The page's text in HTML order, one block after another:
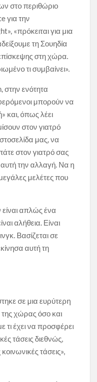
στο περιθώριο
για την
«πρόκειται για μια
τη Σουηδία
στη χώρα.
τι συμβαίνει».
στην ενότητα
μπορούν να
και, όπως λέει
στον γιατρό
μας, να
στον γιατρό σας
την αλλαγή. Να η
μελέτες που
είναι απλώς ένα
αλήθεια. Είναι
Βασίζεται σε
αυτή τη
σε μια ευρύτερη
χώρας όσο και
έχει να προσφέρει
τάσεις διεθνώς,
τάσεις»,